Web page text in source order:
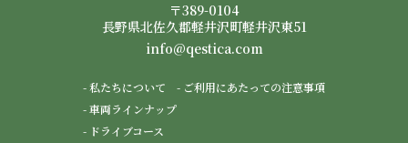
〒389-0104
長野県北佐久郡軽井沢町軽井沢東51
info@qestica.com
- 私たちについて
- 車両ラインナップ
- ドライブコース
- ご利用にあたっての注意事項